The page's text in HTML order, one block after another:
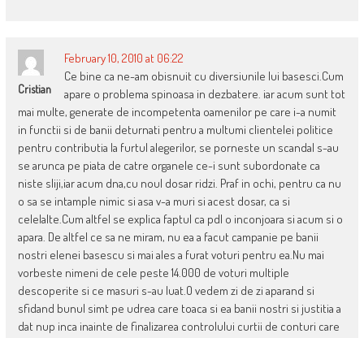
Cristian
February 10, 2010 at 06:22
Ce bine ca ne-am obisnuit cu diversiunile lui basesci.Cum
apare o problema spinoasa in dezbatere. iar acum sunt tot
mai multe, generate de incompetenta oamenilor pe care i-a numit
in functii si de banii deturnati pentru a multumi clientelei politice
pentru contributia la furtul alegerilor, se porneste un scandal s-au
se arunca pe piata de catre organele ce-i sunt subordonate ca
niste sliji,iar acum dna,cu noul dosar ridzi. Praf in ochi, pentru ca nu
o sa se intample nimic si asa v-a muri si acest dosar, ca si
celelalte.Cum altfel se explica faptul ca pdl o inconjoara si acum si o
apara. De altfel ce sa ne miram, nu ea a facut campanie pe banii
nostri elenei basescu si mai ales a furat voturi pentru ea.Nu mai
vorbeste nimeni de cele peste 14.000 de voturi multiple
descoperite si ce masuri s-au luat.O vedem zi de zi aparand si
sfidand bunul simt pe udrea care toaca si ea banii nostri si justitia a
dat nup inca inainte de finalizarea controlului curtii de conturi care